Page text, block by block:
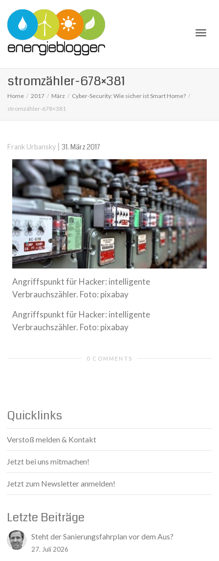
stromzähler-678×381
Home 2017 März
Cyber-Security: Wie sicher ist Smart Home?
stromzähler-678×381
Frank Urbansky | 31. März 2017
Angriffspunkt für Hacker: intelligente
Verbrauchszähler. Foto: pixabay
Angriffspunkt für Hacker: intelligente
Verbrauchszähler. Foto: pixabay
0 COMMENTS
Quicklinks
Verstoß melden & Kontakt
Jetzt bei uns mitmachen!
Jetzt zum Newsletter anmelden!
Letzte Beiträge
Steht der Sanierungsfahrplan vor dem Aus?
27. Juli 2026